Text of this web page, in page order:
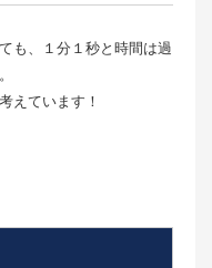
も、１分１秒と時間は過
えています！